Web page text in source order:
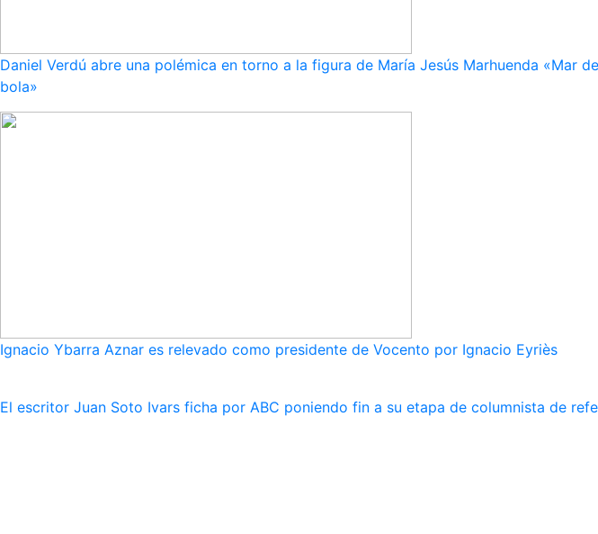
Daniel Verdú abre una polémica en torno a la figura de María Jesús Marhuenda «Mar
bola»
Ignacio Ybarra Aznar es relevado como presidente de Vocento por Ignacio Eyriès
El escritor Juan Soto Ivars ficha por ABC poniendo fin a su etapa de columnista de